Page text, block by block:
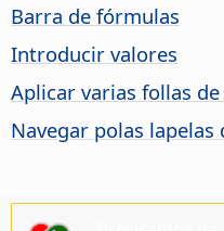
Barra de fórmulas
Introducir valores
Aplicar varias follas
Navegar polas lapelas